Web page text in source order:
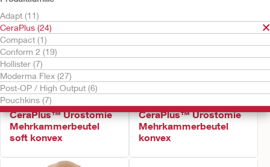
Adapt (11)
CeraPlus (24)
Compact (1)
Conform 2 (19)
Hollister (7)
Moderma Flex (27)
Post-OP / High Output (6)
Pouchkins (7)
Kostenlos testen
CeraPlus™ Urostomie
Mehrkammerbeutel
soft konvex
CeraPlus™ Urostomie
Mehrkammerbeutel
konvex